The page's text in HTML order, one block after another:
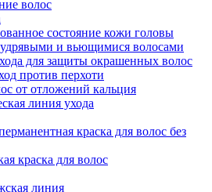
волос
состояние кожи головы
и вьющимися волосами
для защиты окрашенных волос
против перхоти
от отложений кальция
линия ухода
краска для волос без
краска для волос
линия